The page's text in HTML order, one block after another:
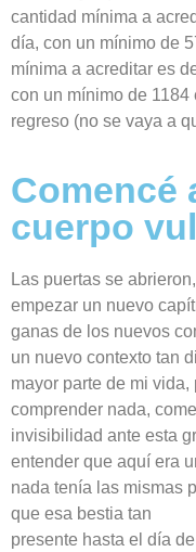
cantidad mínima a
día, con un mínimo de
mínima a acreditar es
con un mínimo de 1184
regreso (no se vaya a
Comencé
cuerpo
Las puertas se
empezar un nuevo
ganas de los nuevos
un nuevo contexto tan
mayor parte de mi
comprender nada,
invisibilidad ante esta
entender que aquí era
nada tenía las mismas
que esa bestia tan
presente hasta el día